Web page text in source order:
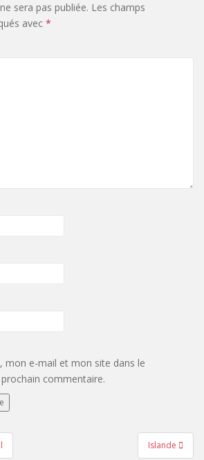
sera pas publiée. Les champs
avec *
mon e-mail et mon site dans le
commentaire.
Islande